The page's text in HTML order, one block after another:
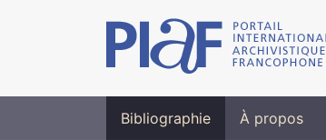
Bibliographie À propos